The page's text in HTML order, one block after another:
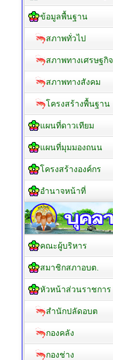
ข้อมูลพื้นฐาน
สภาพทั่วไป
สภาพทางเศรษฐกิจ
สภาพทางสังคม
โครงสร้างพื้นฐาน
แผนที่ดาวเทียม
แผนที่มุมมองถนน
โครงสร้างองค์กร
อำนาจหน้าที่
คณะผู้บริหาร
สมาชิกสภาอบต.
หัวหน้าส่วนราชการ
สำนักปลัดอบต
กองคลัง
กองช่าง